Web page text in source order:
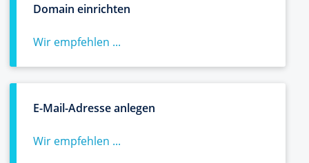
Domain einrichten
Wir empfehlen ...
E-Mail-Adresse anlegen
Wir empfehlen ...